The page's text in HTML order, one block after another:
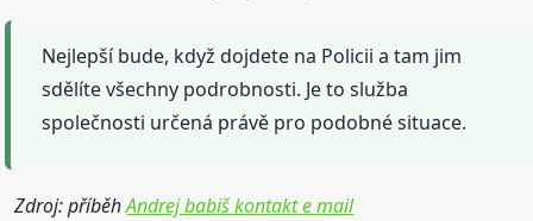
Nejlepší bude, když dojdete na Policii a tam jim
sdělíte všechny podrobnosti. Je to služba
společnosti určená právě pro podobné situace.
Zdroj: příběhAndrej babiš kontakt e mail